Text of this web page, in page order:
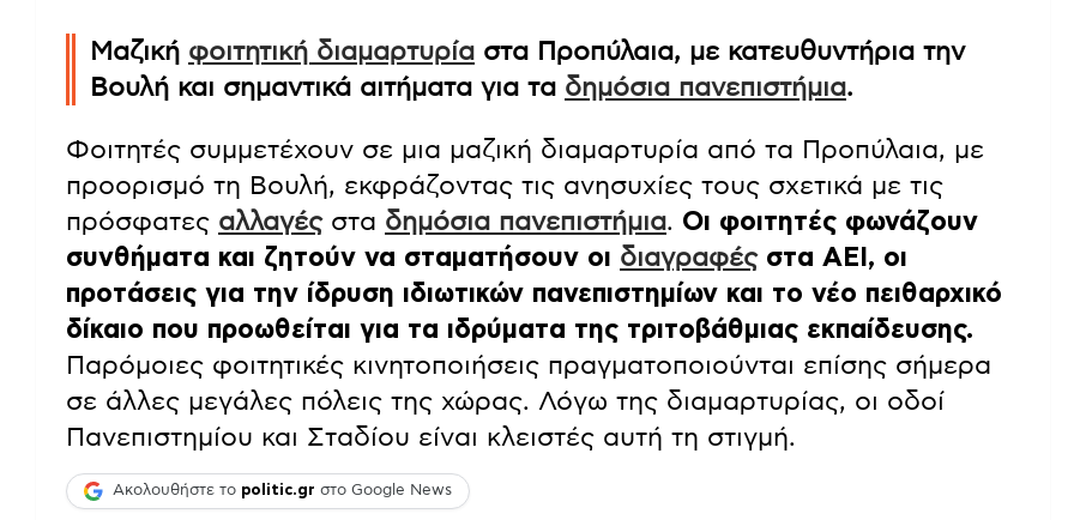
Μαζική φοιτητική διαμαρτυρία στα Προπύλαια, με κατευθυντήρια την
Βουλή και σημαντικά αιτήματα για τα δημόσια πανεπιστήμια.
Φοιτητές συμμετέχουν σε μια μαζική διαμαρτυρία από τα Προπύλαια, με
προορισμό τη Βουλή, εκφράζοντας τις ανησυχίες τους σχετικά με τις
πρόσφατες αλλαγέςστα δημόσια πανεπιστήμια. Οι φοιτητές φωνάζουν
συνθήματα και ζητούν να σταματήσουν οι διαγραφέςστα ΑΕΙ, οι
προτάσεις για την ίδρυση ιδιωτικών πανεπιστημίων και το νέο πειθαρχικό
δίκαιο που προωθείται για τα ιδρύματα της τριτοβάθμιας εκπαίδευσης.
Παρόμοιες φοιτητικές κινητοποιήσεις πραγματοποιούνται επίσης σήμερα
σε άλλες μεγάλες πόλεις της χώρας. Λόγω της διαμαρτυρίας, οι οδοί
Πανεπιστημίου και Σταδίου είναι κλειστές αυτή τη στιγμή.
Ακολουθήστε το politic.gr στο Google News